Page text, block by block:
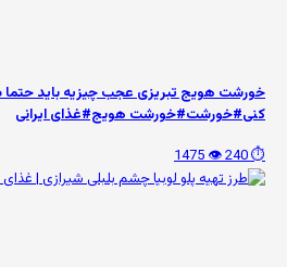
خورشت هویج تبریزی عجب چیزیه باید
کنی#خورشت#خورشت هویج#غذای ایرانی
⏱️ 240
👁️ 1475